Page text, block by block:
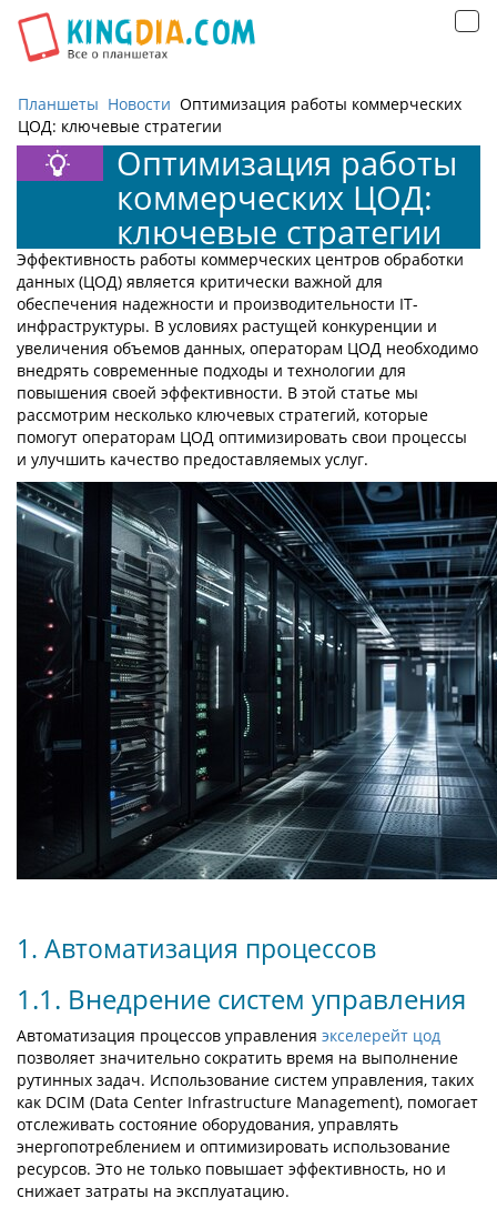
Планшеты Новости Оптимизация работы коммерческих
ЦОД: ключевые стратегии
Оптимизация работы
коммерческих ЦОД:
ключевые стратегии
Эффективность работы коммерческих центров обработки
данных (ЦОД) является критически важной для
обеспечения надежности и производительности IT-
инфраструктуры. В условиях растущей конкуренции и
увеличения объемов данных, операторам ЦОД необходимо
внедрять современные подходы и технологии для
повышения своей эффективности. В этой статье мы
рассмотрим несколько ключевых стратегий, которые
помогут операторам ЦОД оптимизировать свои процессы
и улучшить качество предоставляемых услуг.
1. Автоматизация процессов
1.1. Внедрение систем управления
Автоматизация процессов управления экселерейт цод
позволяет значительно сократить время на выполнение
рутинных задач. Использование систем управления, таких
как DCIM (Data Center Infrastructure Management), помогает
отслеживать состояние оборудования, управлять
энергопотреблением и оптимизировать использование
ресурсов. Это не только повышает эффективность, но и
снижает затраты на эксплуатацию.